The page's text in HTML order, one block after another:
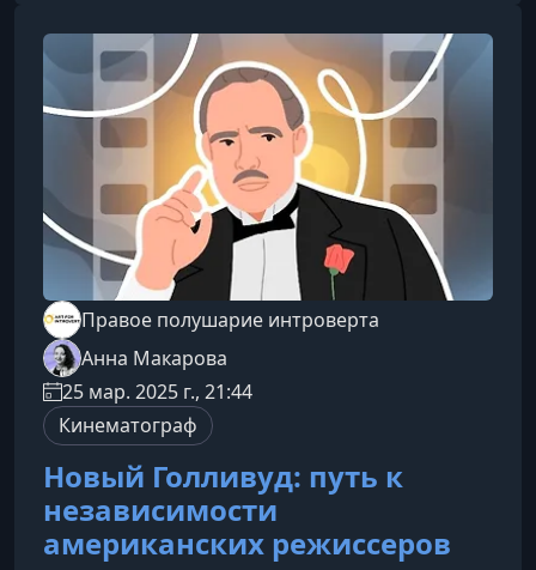
художественными факторами, которые
позволили Югославии стать одной из самых
новаторских анимационных школ XX
века.Исторические предпо
Правое полушарие интроверта
Анна Макарова
25 мар. 2025 г., 21:44
Кинематограф
Новый Голливуд: путь к
независимости
американских режиссеров